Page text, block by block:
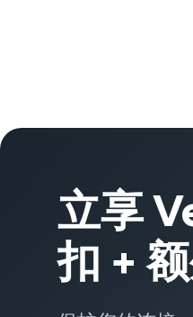
立享
扣 + 额